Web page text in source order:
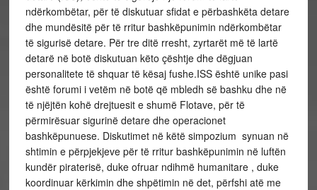
ndërkombëtar, për të diskutuar sfidat e përbashkëta detare
dhe mundësitë për të rritur bashkëpunimin ndërkombëtar
të sigurisë detare. Për tre ditë rresht, zyrtarët më të lartë
detarë në botë diskutuan këto çështje dhe dëgjuan
personalitete të shquar të kësaj fushe.ISS është unike pasi
është forumi i vetëm në botë që mbledh së bashku dhe në
të njëjtën kohë drejtuesit e shumë Flotave, për të
përmirësuar sigurinë detare dhe operacionet
bashkëpunuese. Diskutimet në këtë simpozium synuan në
shtimin e përpjekjeve për të rritur bashkëpunimin në luftën
kundër piraterisë, duke ofruar ndihmë humanitare , duke
koordinuar kërkimin dhe shpëtimin në det, përfshi atë me